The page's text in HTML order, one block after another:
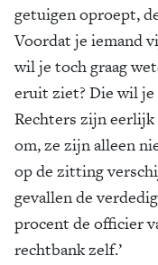
getuigen oproept,
Voordat je iemand
wil je toch graag
eruit ziet? Die wil je
Rechters zijn
om, ze zijn alleen
op de zitting
gevallen de
procent de officier
rechtbank zelf.’